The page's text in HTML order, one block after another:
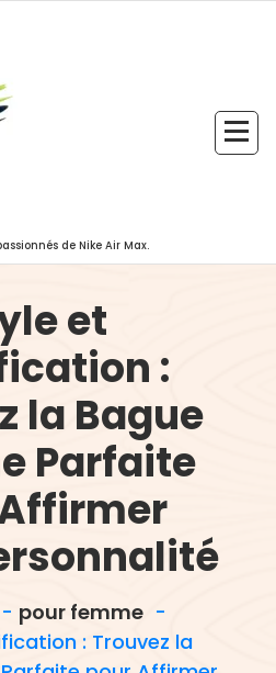
de Nike Air Max.
et
:
la Bague
Parfaite
- pour femme-
: Trouvez la